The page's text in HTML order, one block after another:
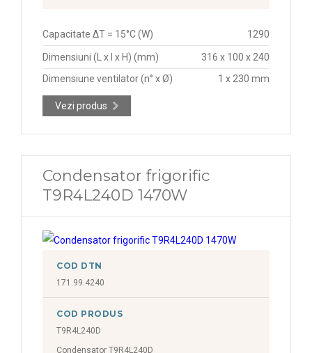
Capacitate ΔT = 15°C (W) 1290
Dimensiuni (L x l x H) (mm)
316 x 100 x 240
Dimensiune ventilator (n° x Ø)
1 x 230 mm
Vezi produs
Condensator frigorific
T9R4L240D 1470W
COD DTN
171.99.4240
COD PRODUS
T9R4L240D
Condensator T9R4L240D